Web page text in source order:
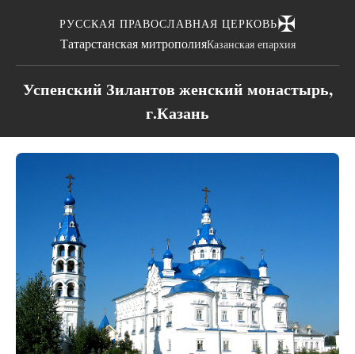
РУССКАЯ ПРАВОСЛАВНАЯ ЦЕРКОВЬ✠
Татарстанская митрополияКазанская епархия
Успенский Зилантов женский монастырь,
г.Казань